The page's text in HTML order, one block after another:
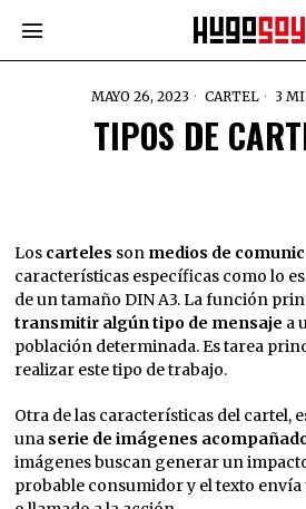
MAYO 26, 2023 CARTEL 3
TIPOS DE
Los carteles son medios de
características específicas como lo
de un tamaño DIN A3. La función
transmitir algún tipo de mensaje a
población determinada. Es tarea
realizar este tipo de trabajo.
Otra de las características del cartel,
una serie de imágenes
imágenes buscan generar un
probable consumidor y el texto